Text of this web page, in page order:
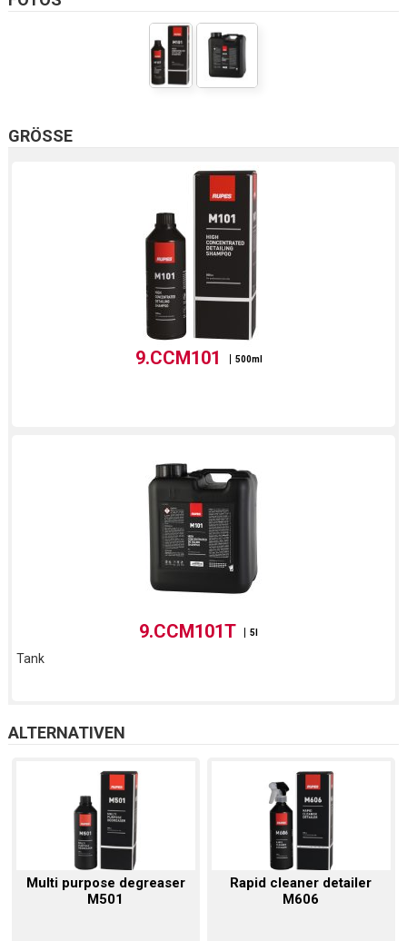
GRÖSSE
9.CCM101 500ml
9.CCM101T 5l
Tank
ALTERNATIVEN
Multi purpose degreaser
M501
Rapid cleaner detailer
M606